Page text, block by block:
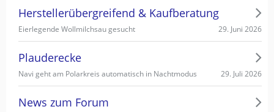
Herstellerübergreifend & Kaufberatung
Eierlegende Wollmilchsau gesucht 29. Juni 2026
Plauderecke
Navi geht am Polarkreis automatisch in Nachtmodus 29. Juli 2026
News zum Forum